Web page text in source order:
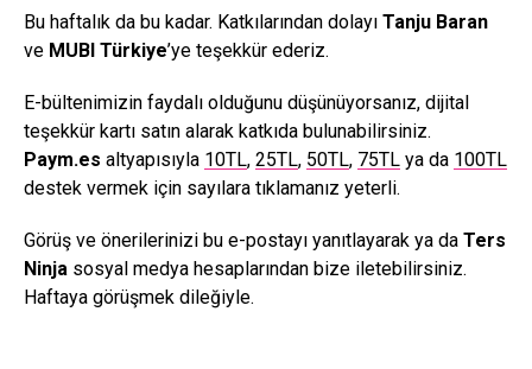
Bu haftalık da bu kadar. Katkılarından dolayı Tanju Baran
ve MUBI Türkiye’ye teşekkür ederiz.
E-bültenimizin faydalı olduğunu düşünüyorsanız, dijital
teşekkür kartı satın alarak katkıda bulunabilirsiniz.
Paym.es altyapısıyla 10TL, 25TL, 50TL, 75TL ya da 100TL
destek vermek için sayılara tıklamanız yeterli.
Görüş ve önerilerinizi bu e-postayı yanıtlayarak ya da Ters
Ninja sosyal medya hesaplarından bize iletebilirsiniz.
Haftaya görüşmek dileğiyle.